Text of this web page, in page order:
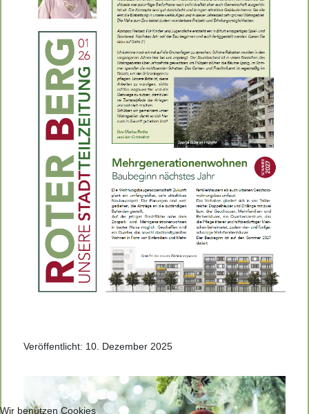
Veröffentlicht: 10. Dezember 2025
Wir benutzen Cookies